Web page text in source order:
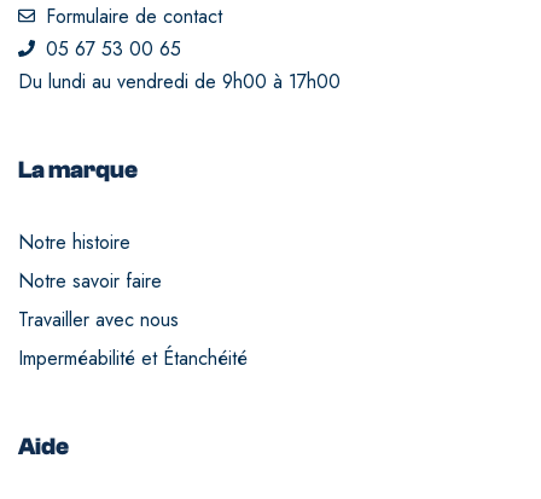
Formulaire de contact
05 67 53 00 65
Du lundi au vendredi de 9h00 à 17h00
La marque
Notre histoire
Notre savoir faire
Travailler avec nous
Imperméabilité et Étanchéité
Aide